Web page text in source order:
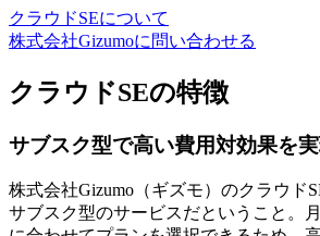
クラウドSEについて
株式会社Gizumoに問い合わせる
クラウドSEの特徴
サブスク型で高い費用対効果を
株式会社Gizumo（ギズモ）のクラウド
サブスク型のサービスだということ。